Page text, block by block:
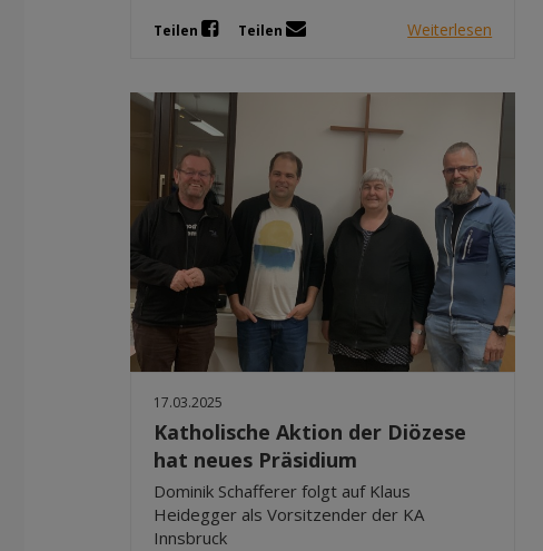
Teilen Teilen Weiterlesen
17.03.2025
Katholische Aktion der Diözese
hat neues Präsidium
Dominik Schafferer folgt auf Klaus
Heidegger als Vorsitzender der KA
Innsbruck